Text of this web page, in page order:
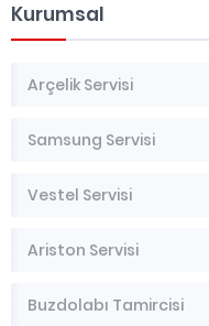
Kurumsal
Arçelik Servisi
Samsung Servisi
Vestel Servisi
Ariston Servisi
Buzdolabı Tamircisi